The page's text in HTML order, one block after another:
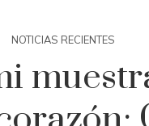
NOTICIAS RECIENTES